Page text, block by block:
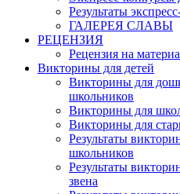
Результаты
ГАЛЕРЕЯ СЛАВЫ
РЕЦЕНЗИЯ
Рецензия на
Викторины для детей
Викторины для
школьников
Викторины для
Викторины для
Результаты
школьников
Результаты
звена